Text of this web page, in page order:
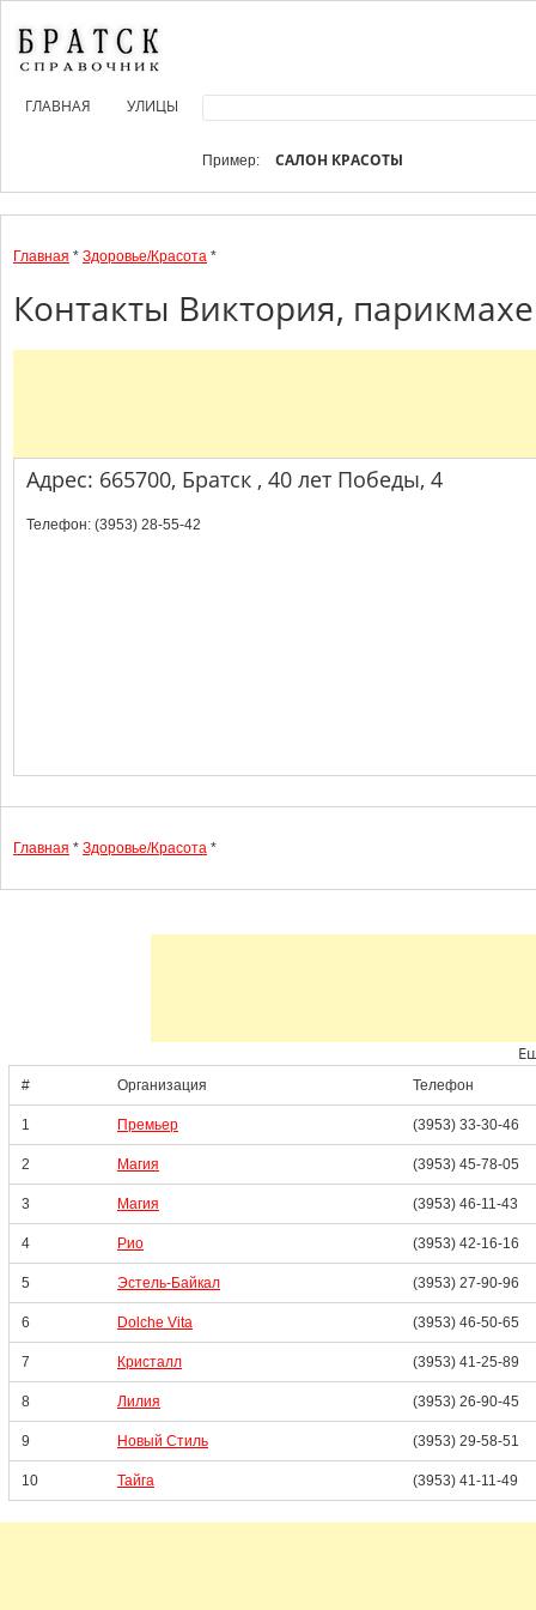
ГЛАВНАЯ УЛИЦЫ
Пример: САЛОН КРАСОТЫ
Главная * Здоровье/Красота *
Контакты Виктория,
Адрес: 665700, Братск , 40 лет Победы, 4
Телефон: (3953) 28-55-42
Главная * Здоровье/Красота *
# Организация Телефон
1 Премьер (3953) 33-30-46
2 Магия (3953) 45-78-05
3 Магия (3953) 46-11-43
4 Рио (3953) 42-16-16
5 Эстель-Байкал (3953) 27-90-96
6 Dolche Vita (3953) 46-50-65
7 Кристалл (3953) 41-25-89
8 Лилия (3953) 26-90-45
9 Новый Стиль (3953) 29-58-51
10 Тайга (3953) 41-11-49